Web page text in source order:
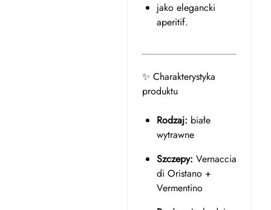
jako elegancki
aperitif.
✨ Charakterystyka
produktu
Rodzaj: białe
wytrawne
Szczepy: Vernaccia
di Oristano +
Vermentino